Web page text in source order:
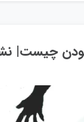
چیست|